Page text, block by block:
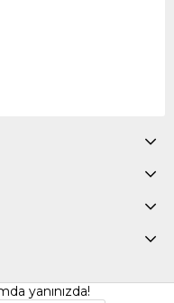
yanınızda!